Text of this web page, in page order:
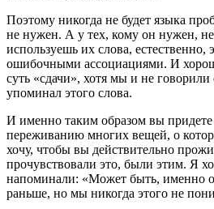
Поэтому никогда не будет языка
не нужен. А у тех, кому он нужен,
используешь их слова, естественно,
ошибочными ассоциациями. И
суть «сдачи», хотя мы и не
упоминал этого слова.
И именно таким образом вы
переживанию многих вещей, о
хочу, чтобы вы действительно
прочувствовали это, были этим. Я
напоминали: «Может быть, именно
раньше, но мы никогда этого не